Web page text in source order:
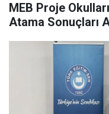
MEB Proje
Atama Sonuçları